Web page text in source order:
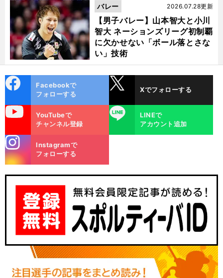
【男子バレー】山本智大と小川
智大 ネーションズリーグ初制覇
に欠かせない「ボール落とさな
い」技術
2026.07.28更新
バレー
ok
Facebookで
フォローする
Xでフォローする
YouTubeで
チャンネル登録
LINE
LINEで
アカウント追加
m
Instagramで
フォローする